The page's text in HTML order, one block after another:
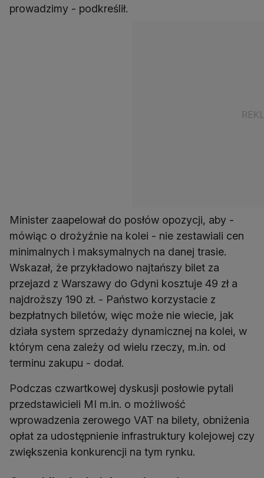
prowadzimy - podkreślił.
Minister zaapelował do posłów opozycji, aby -
mówiąc o drożyźnie na kolei - nie zestawiali cen
minimalnych i maksymalnych na danej trasie.
Wskazał, że przykładowo najtańszy bilet za
przejazd z Warszawy do Gdyni kosztuje 49 zł a
najdroższy 190 zł. - Państwo korzystacie z
bezpłatnych biletów, więc może nie wiecie, jak
działa system sprzedaży dynamicznej na kolei, w
którym cena zależy od wielu rzeczy, m.in. od
terminu zakupu - dodał.
Podczas czwartkowej dyskusji posłowie pytali
przedstawicieli MI m.in. o możliwość
wprowadzenia zerowego VAT na bilety, obniżenia
opłat za udostępnienie infrastruktury kolejowej czy
zwiększenia konkurencji na tym rynku.